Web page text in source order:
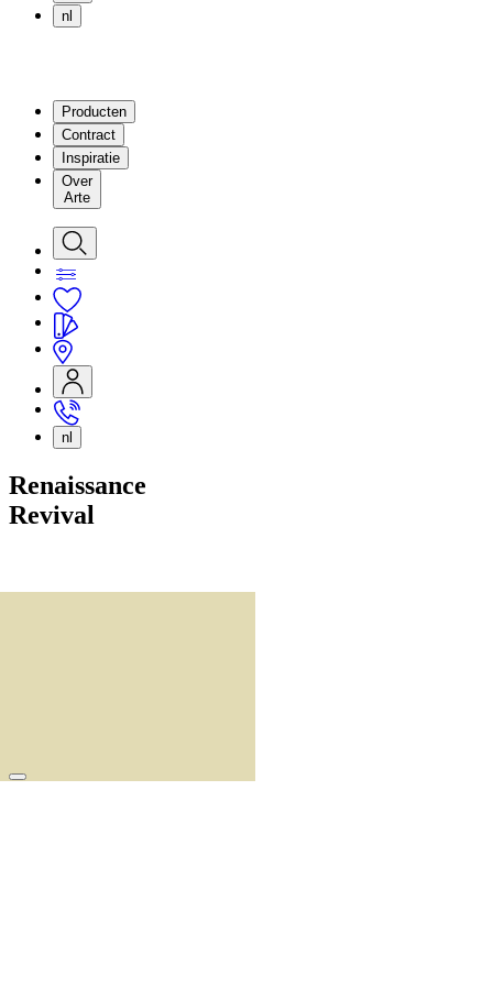
nl
Producten
Contract
Inspiratie
Over
Arte
nl
Renaissance
Revival